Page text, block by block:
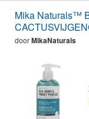
Mika Naturals™
doorMikaNaturals